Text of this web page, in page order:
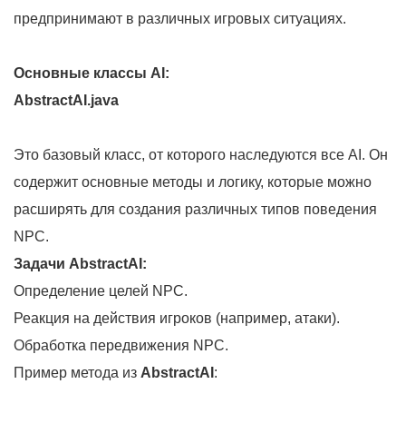
предпринимают в различных игровых ситуациях.
Основные классы AI:
AbstractAI.java
Это базовый класс, от которого наследуются все AI. Он
содержит основные методы и логику, которые можно
расширять для создания различных типов поведения
NPC.
Задачи AbstractAI:
Определение целей NPC.
Реакция на действия игроков (например, атаки).
Обработка передвижения NPC.
Пример метода из AbstractAI :